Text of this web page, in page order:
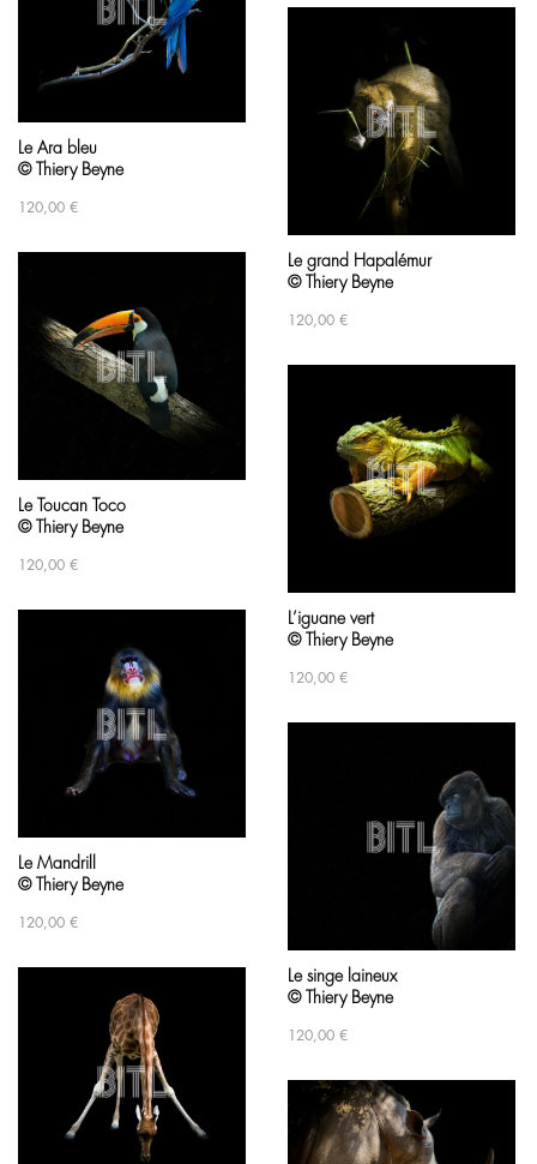
Le Ara bleu
© Thiery Beyne
120,00 €
Le grand Hapalémur
© Thiery Beyne
120,00 €
Le Toucan Toco
© Thiery Beyne
120,00 €
L’iguane vert
© Thiery Beyne
120,00 €
Le Mandrill
© Thiery Beyne
120,00 €
Le singe laineux
© Thiery Beyne
120,00 €